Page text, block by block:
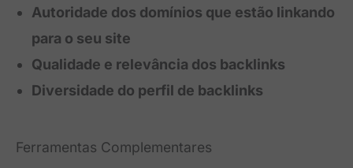
Autoridade dos domínios que estão linkando
para o seu site
Qualidade e relevância dos backlinks
Diversidade do perfil de backlinks
Ferramentas Complementares